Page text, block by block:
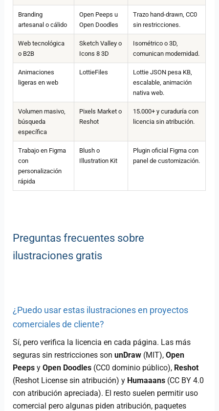
Branding
artesanal o cálido
Open Peeps u
Open Doodles
Trazo hand-drawn, CC0
sin restricciones.
Web tecnológica
o B2B
Sketch Valley o
Icons 8 3D
Isométrico o 3D,
comunican modernidad.
Animaciones
ligeras en web
LottieFiles
Lottie JSON pesa KB,
escalable, animación
nativa web.
Volumen masivo,
búsqueda
específica
Pixels Market o
Reshot
15.000+ y curaduría con
licencia sin atribución.
Trabajo en Figma
con
personalización
rápida
Blush o
Illustration Kit
Plugin oficial Figma con
panel de customización.
Preguntas frecuentes sobre
ilustraciones gratis
¿Puedo usar estas ilustraciones en proyectos
comerciales de cliente?
Sí, pero verifica la licencia en cada página. Las más
seguras sin restricciones sonunDraw (MIT),Open
Peeps yOpen Doodles (CC0 dominio público), Reshot
(Reshot License sin atribución) y Humaaans (CC BY 4.0
con atribución apreciada). El resto suelen permitir uso
comercial pero algunas piden atribución, paquetes